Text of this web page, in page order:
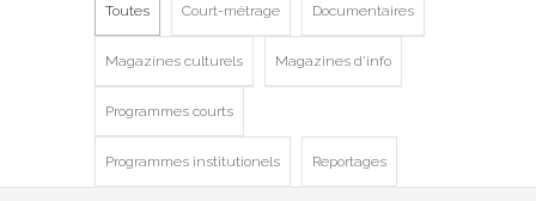
Toutes Court-métrage Documentaires
Magazines culturels Magazines d'info
Programmes courts
Programmes institutionels Reportages